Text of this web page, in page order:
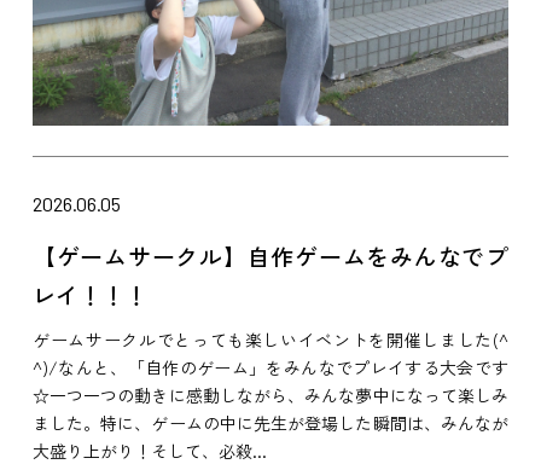
2026.06.05
【ゲームサークル】自作ゲームをみんなでプ
レイ！！！
ゲームサークルでとっても楽しいイベントを開催しました(^
^)/なんと、「自作のゲーム」をみんなでプレイする大会です
☆一つ一つの動きに感動しながら、みんな夢中になって楽しみ
ました。特に、ゲームの中に先生が登場した瞬間は、みんなが
大盛り上がり！そして、必殺...